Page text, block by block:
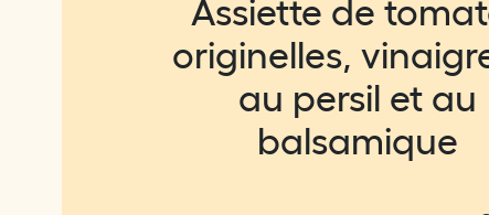
Assiette de
originelles,
au persil et au
balsamique